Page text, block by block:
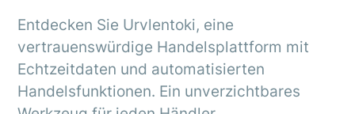
Entdecken Sie Urvlentoki, eine
vertrauenswürdige Handelsplattform mit
Echtzeitdaten und automatisierten
Handelsfunktionen. Ein unverzichtbares